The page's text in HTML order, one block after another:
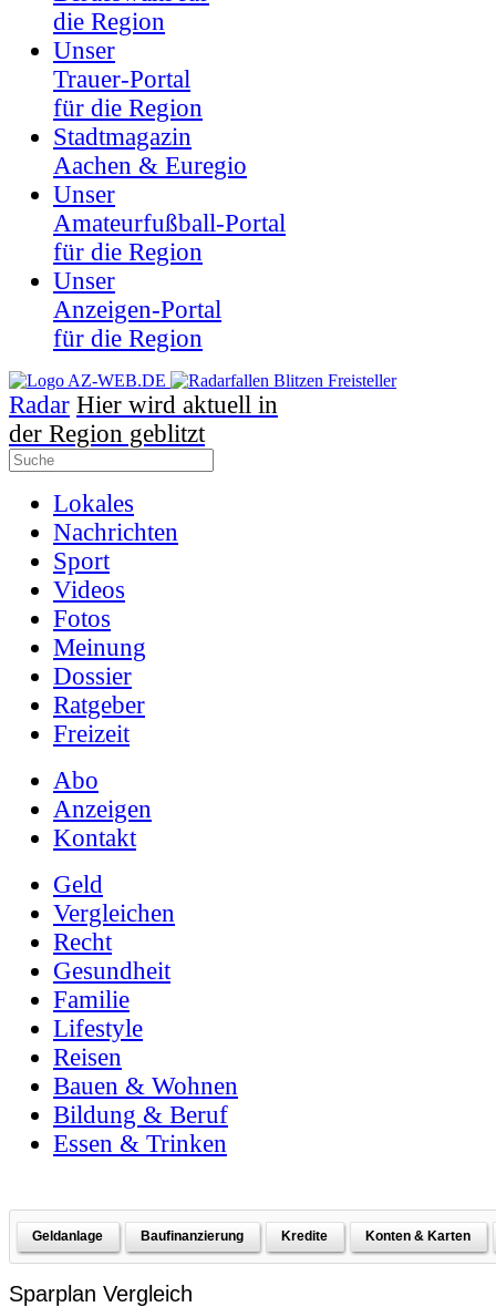
die Region
Unser
Trauer-Portal
für die Region
Stadtmagazin
Aachen & Euregio
Unser
Amateurfußball-Portal
für die Region
Unser
Anzeigen-Portal
für die Region
Radar Hier wird aktuell in
der Region geblitzt
Lokales
Nachrichten
Sport
Videos
Fotos
Meinung
Dossier
Ratgeber
Freizeit
Abo
Anzeigen
Kontakt
Geld
Vergleichen
Recht
Gesundheit
Familie
Lifestyle
Reisen
Bauen & Wohnen
Bildung & Beruf
Essen & Trinken
Geldanlage Baufinanzierung Kredite Konten & Karten
Sparplan Vergleich